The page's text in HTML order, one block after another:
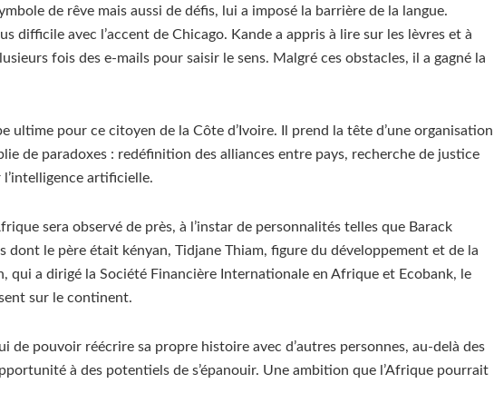
de rêve mais aussi de défis, lui a imposé la barrière de la langue.
difficile avec l’accent de Chicago. Kande a appris à lire sur les lèvres et à
fois des e-mails pour saisir le sens. Malgré ces obstacles, il a gagné la
ultime pour ce citoyen de la Côte d’Ivoire. Il prend la tête d’une organisation
de paradoxes : redéfinition des alliances entre pays, recherche de justice
artificielle.
sera observé de près, à l’instar de personnalités telles que Barack
dont le père était kényan, Tidjane Thiam, figure du développement et de la
qui a dirigé la Société Financière Internationale en Afrique et Ecobank, le
sur le continent.
de pouvoir réécrire sa propre histoire avec d’autres personnes, au-delà des
à des potentiels de s’épanouir. Une ambition que l’Afrique pourrait